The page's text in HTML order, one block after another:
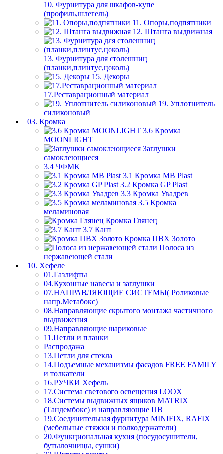
10. Фурнитура для шкафов-купе
(профиль,шлегель)
11. Опоры,подпятники
12. Штанга выдвижная
13. Фурнитура для столешниц
(планки,плинтус,цоколь)
15. Декоры
17.Реставрационный материал
19. Уплотнитель
силиконовый
03. Кромка
3.6 Кромка
MOONLIGHT
Заглушки
самоклеющиеся
3.4 ЧФМК
3.1 Кромка MB Plast
3.2 Кромка GP Plast
3.3 Кромка Увадрев
3.5 Кромка
меламиновая
Кромка Глянец
3.7 Кант
Кромка ПВХ Золото
Полоса из
нержавеющей стали
10. Хефеле
01.Газлифты
04.Кухонные навесы и заглушки
07.НАПРАВЛЯЮЩИЕ СИСТЕМЫ( Роликовые
напр.Метабокс)
08.Направляющие скрытого монтажа частичного
выдвижения
09.Направляющие шариковые
11.Петли и планки
Распродажа
13.Петли для стекла
14.Подъемные механизмы фасадов FREE FAMILY
и толкатели
16.РУЧКИ Хефель
17.Система светового освещения LOOX
18.Системы выдвижных ящиков MATRIX
(Тандембокс) и направляющие ПВ
19.Соединительная фурнитура MINIFIX, RAFIX
(мебельные стяжки и полкодержатели)
20.Функциональная кухня (посудосушители,
бутылочницы, сушки)